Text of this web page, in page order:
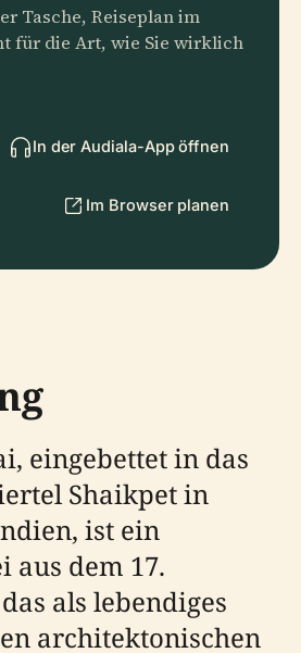
Tasche, Reiseplan im
für die Art, wie Sie wirklich
In der Audiala-App öffnen
Im Browser planen
eingebettet in das
Shaikpet in
ist ein
aus dem 17.
als lebendiges
architektonischen